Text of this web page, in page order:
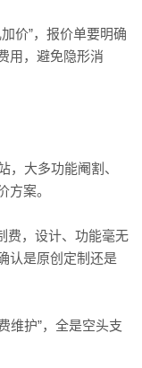
价”，报价单要明确
用，避免隐形消
，大多功能阉割、
方案。
费，设计、功能毫无
认是原创定制还是
维护”，全是空头支